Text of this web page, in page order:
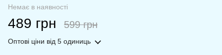
Немає в наявності
489 грн 599 грн
Оптові ціни від 5 одиниць